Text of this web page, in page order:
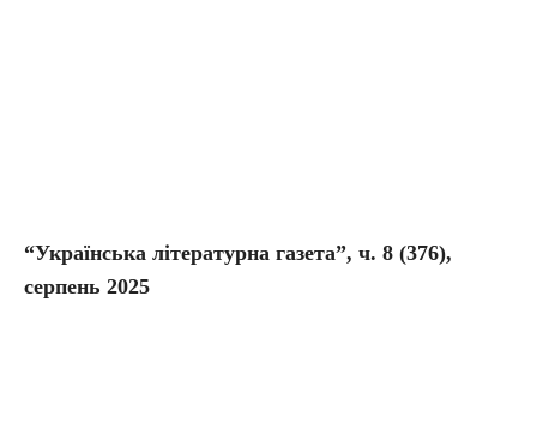
“Українська літературна газета”, ч. 8 (376),
серпень 2025